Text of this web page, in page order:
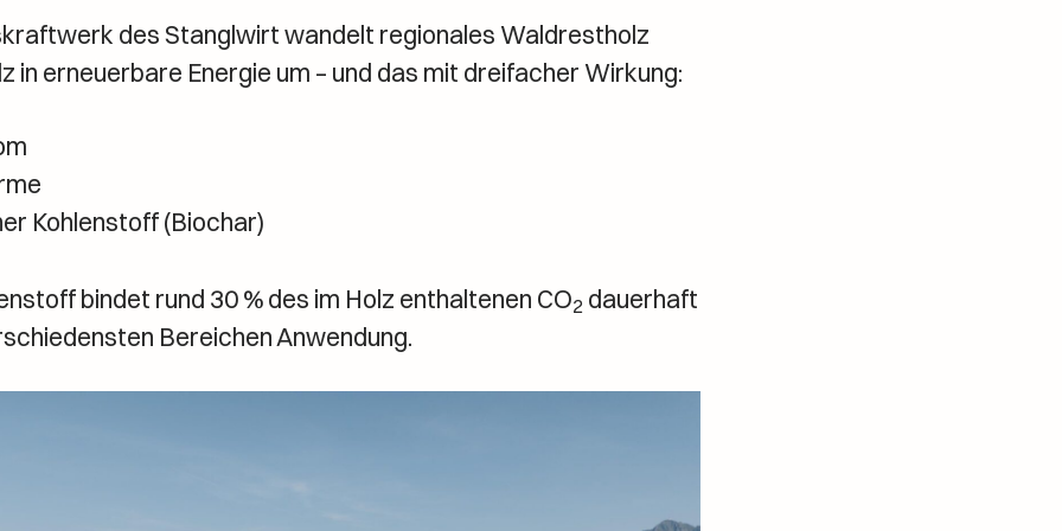
des Stanglwirt wandelt regionales Waldrestholz
in erneuerbare Energie um – und das mit dreifacher Wirkung:
Kohlenstoff (Biochar)
bindet rund 30 % des im Holz enthaltenen CO2 dauerhaft
Bereichen Anwendung.